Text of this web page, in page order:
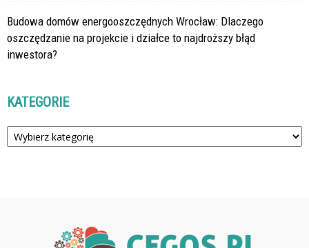
Budowa domów energooszczędnych Wrocław: Dlaczego
oszczędzanie na projekcie i działce to najdroższy błąd
inwestora?
KATEGORIE
Kategorie